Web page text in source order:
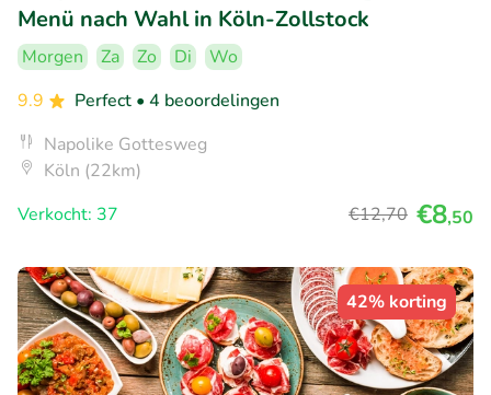
Menü nach Wahl in Köln-Zollstock
Morgen Za Zo Di
Wo
9.9
Perfect • 4 beoordelingen
Napolike Gottesweg
Köln (22km)
Verkocht: 37
€12,70 €8,50
42% korting